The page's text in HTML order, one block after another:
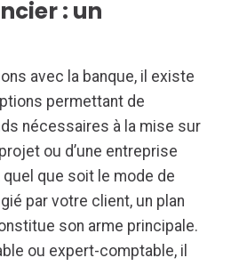
: un
avec la banque, il existe
permettant de
nécessaires à la mise sur
ou d’une entreprise
quel que soit le mode de
par votre client, un plan
son arme principale.
ou expert-comptable, il